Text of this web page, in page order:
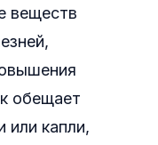
веществ
обещает
или капли,